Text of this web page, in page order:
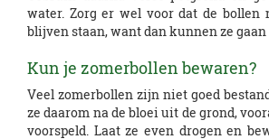
water. Zorg er wel voor dat de bollen
blijven staan, want dan kunnen ze gaan
Kun je zomerbollen bewaren?
Veel zomerbollen zijn niet goed
ze daarom na de bloei uit de grond,
voorspeld. Laat ze even drogen en